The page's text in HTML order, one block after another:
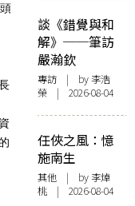
談《錯覺與和
解》──筆訪
嚴瀚欽
專訪 | by 李浩
榮 | 2026-08-04
任俠之風：憶
施南生
其他 | by 李焯
桃 | 2026-08-04